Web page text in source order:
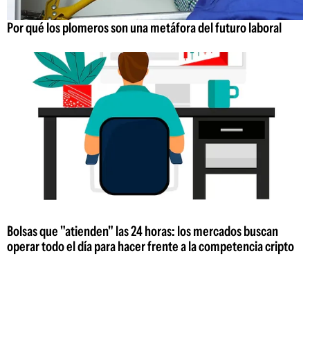
Por qué los plomeros son una metáfora del futuro laboral
Bolsas que "atienden" las 24 horas: los mercados buscan
operar todo el día para hacer frente a la competencia cripto